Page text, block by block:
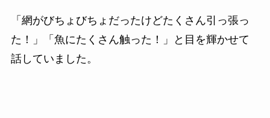
「網がびちょびちょだったけどたくさん引っ張っ
た！」「魚にたくさん触った！」と目を輝かせて
話していました。